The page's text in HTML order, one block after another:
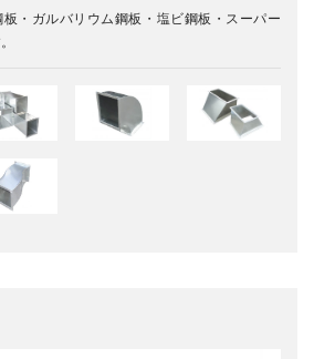
・ガルバリウム鋼板・塩ビ鋼板・スーパー